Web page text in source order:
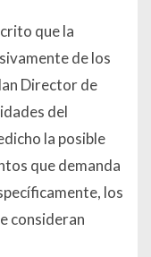
que la
de los
Director de
del
la posible
que demanda
los
consideran